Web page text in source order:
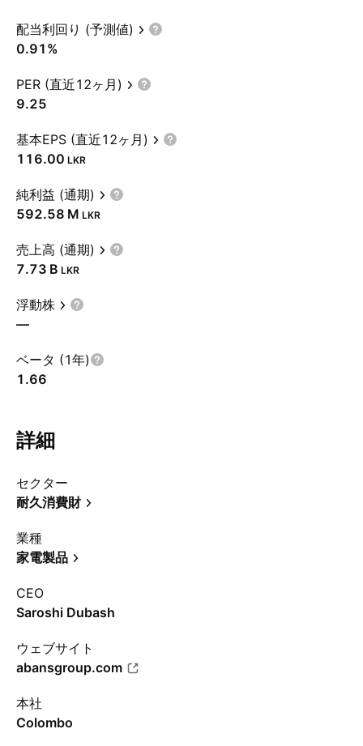
配当利回り (予測値)
0.91%
PER (直近12ヶ月)
9.25
基本EPS (直近12ヶ月)
116.00 LKR
純利益 (通期)
‪592.58 M‬ LKR
売上高 (通期)
‪7.73 B‬ LKR
浮動株
—
ベータ (1年)
1.66
詳細
セクター
耐久消費財
業種
家電製品
CEO
Saroshi Dubash
ウェブサイト
abansgroup.com
本社
Colombo